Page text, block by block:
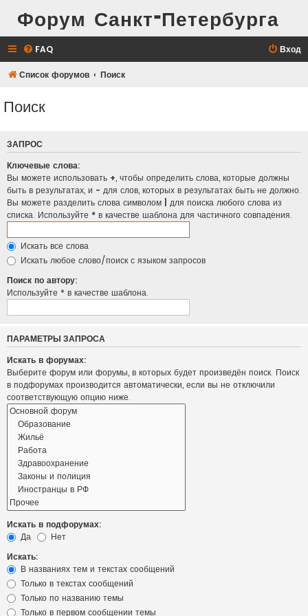
Форум Санкт-Петербурга
FAQ Вход
Список форумов Поиск
Поиск
ЗАПРОС
Ключевые слова:
Вы можете использовать +, чтобы определить слова, которые должны
быть в результатах, и - для слов, которых в результатах быть не должно.
Вы можете разделить слова символом
для поиска любого слова из
списка. Используйте * в качестве шаблона для частичного совпадения.
Искать все слова
Искать любое слово/поиск с языком запросов
Поиск по автору:
Используйте * в качестве шаблона.
ПАРАМЕТРЫ ЗАПРОСА
Искать в форумах:
Выберите форум или форумы, в которых будет произведён поиск. Поиск
в подфорумах производится автоматически, если вы не отключили
соответствующую опцию ниже.
Искать в подфорумах:
Да
Нет
Искать:
В названиях тем и текстах сообщений
Только в текстах сообщений
Только по названию темы
Только в первом сообщении темы